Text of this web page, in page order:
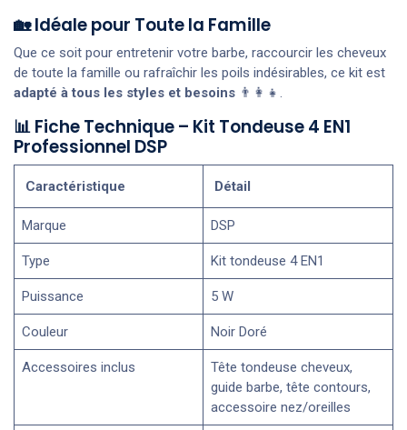
🏡 Idéale pour Toute la Famille
Que ce soit pour entretenir votre barbe, raccourcir les cheveux
de toute la famille ou rafraîchir les poils indésirables, ce kit est
adapté à tous les styles et besoins 👨‍👩‍👧.
📊 Fiche Technique – Kit Tondeuse 4 EN1
Professionnel DSP
Caractéristique Détail
Marque DSP
Type Kit tondeuse 4 EN1
Puissance 5 W
Couleur Noir Doré
Accessoires inclus
Tête tondeuse cheveux,
guide barbe, tête contours,
accessoire nez/oreilles